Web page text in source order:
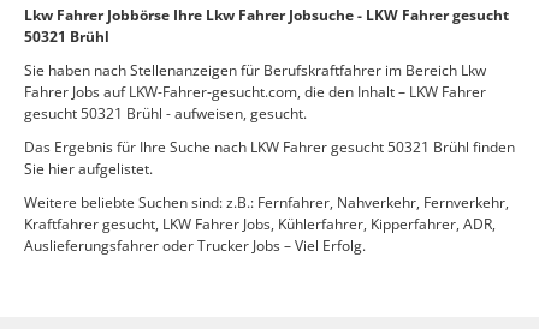
Lkw Fahrer Jobbörse Ihre Lkw Fahrer Jobsuche - LKW Fahrer gesucht
50321 Brühl
Sie haben nach Stellenanzeigen für Berufskraftfahrer im Bereich Lkw
Fahrer Jobs auf LKW-Fahrer-gesucht.com, die den Inhalt – LKW Fahrer
gesucht 50321 Brühl - aufweisen, gesucht.
Das Ergebnis für Ihre Suche nach LKW Fahrer gesucht 50321 Brühl finden
Sie hier aufgelistet.
Weitere beliebte Suchen sind: z.B.: Fernfahrer, Nahverkehr, Fernverkehr,
Kraftfahrer gesucht, LKW Fahrer Jobs, Kühlerfahrer, Kipperfahrer, ADR,
Auslieferungsfahrer oder Trucker Jobs – Viel Erfolg.